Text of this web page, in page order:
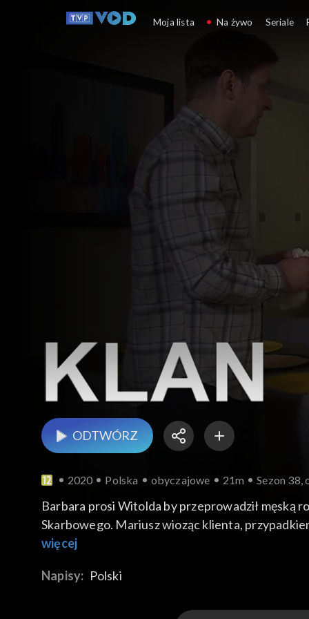
Klan
ODTWÓRZ
2020 Polska obyczajowe 21m Sezon 38,
Barbara prosi Witolda by przeprowadził męską
Skarbowego. Mariusz wioząc klienta,
gdzie kręci swój kolejny film. Weronika ponownie
więcej
Napisy: Polski
Moja lista Na żywo Seriale